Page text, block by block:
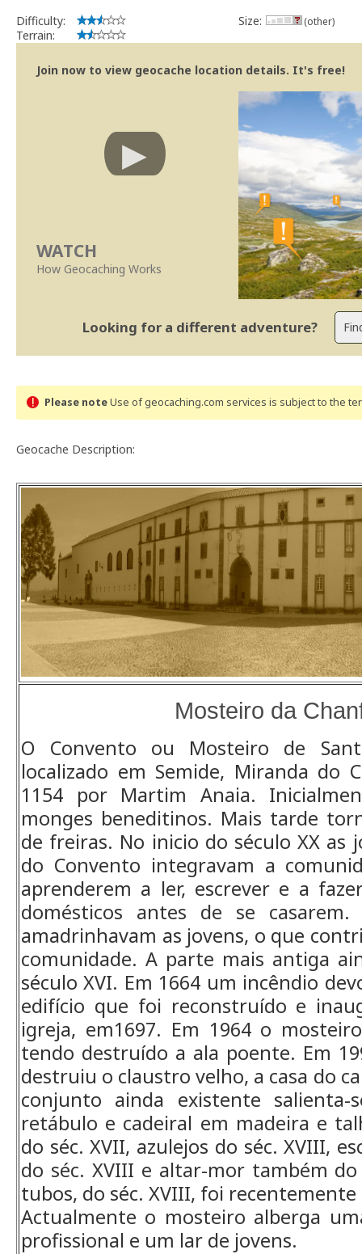
Difficulty:
Terrain:
Size: (other)
Join now to view geocache location details. It's free!
WATCH
How Geocaching Works
Looking for a different adventure?
Please noteUse of geocaching.com services is subject to the
Geocache Description:
Mosteiro da
O Convento ou Mosteiro de
localizado em Semide, Miranda do
1154 por Martim Anaia.
monges beneditinos. Mais tarde
de freiras. No inicio do século XX as
do Convento integravam a
aprenderem a ler, escrever e a
domésticos antes de se
amadrinhavam as jovens, o que
comunidade. A parte mais antiga
século XVI. Em 1664 um incêndio
edifício que foi reconstruído e
igreja, em1697. Em 1964 o
tendo destruído a ala poente. Em
destruiu o claustro velho, a casa do
conjunto ainda existente
retábulo e cadeiral em madeira e
do séc. XVII, azulejos do séc. XVIII,
do séc. XVIII e altar-mor também
tubos, do séc. XVIII, foi
Actualmente o mosteiro alberga
profissional e um lar de jovens.